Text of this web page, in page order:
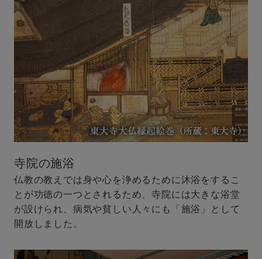
寺院の施浴
仏教の教えでは身や心を浄めるために沐浴をするこ
とが功徳の一つとされるため、寺院には大きな浴堂
が設けられ、病気や貧しい人々にも「施浴」として
開放しました。